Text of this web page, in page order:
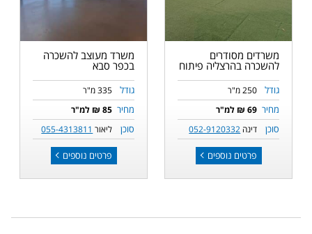
משרדים מסודרים
להשכרה בהרצליה פיתוח
גודל 250 מ"ר
מחיר 69 ₪ למ"ר
סוכן דינה 052-9120332
פרטים נוספים
משרד מעוצב להשכרה
בכפר סבא
גודל 335 מ"ר
מחיר 85 ₪ למ"ר
סוכן ליאור 055-4313811
פרטים נוספים